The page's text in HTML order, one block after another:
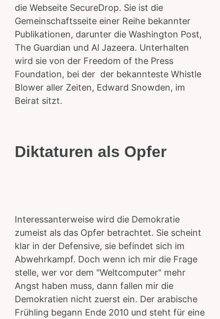
die Webseite SecureDrop. Sie ist die
Gemeinschaftsseite einer Reihe bekannter
Publikationen, darunter die Washington Post,
The Guardian und Al Jazeera. Unterhalten
wird sie von der Freedom of the Press
Foundation, bei der der bekannteste Whistle
Blower aller Zeiten, Edward Snowden, im
Beirat sitzt.
Diktaturen als Opfer
Interessanterweise wird die Demokratie
zumeist als das Opfer betrachtet. Sie scheint
klar in der Defensive, sie befindet sich im
Abwehrkampf. Doch wenn ich mir die Frage
stelle, wer vor dem "Weltcomputer" mehr
Angst haben muss, dann fallen mir die
Demokratien nicht zuerst ein. Der arabische
Frühling begann Ende 2010 und steht für eine